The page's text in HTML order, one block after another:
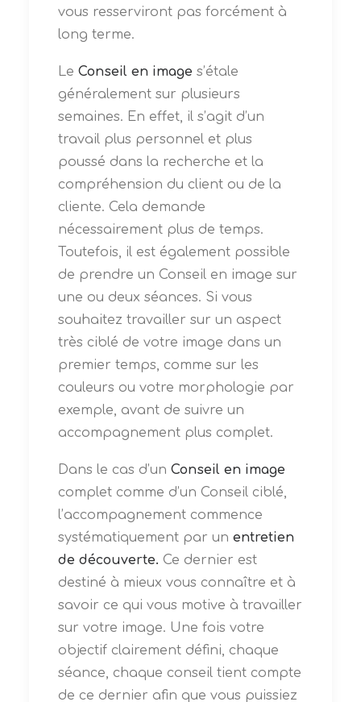
vous resserviront pas forcément à
long terme.
Le Conseil en image s’étale
généralement sur plusieurs
semaines. En effet, il s’agit d’un
travail plus personnel et plus
poussé dans la recherche et la
compréhension du client ou de la
cliente. Cela demande
nécessairement plus de temps.
Toutefois, il est également possible
de prendre un Conseil en image sur
une ou deux séances. Si vous
souhaitez travailler sur un aspect
très ciblé de votre image dans un
premier temps, comme sur les
couleurs ou votre morphologie par
exemple, avant de suivre un
accompagnement plus complet.
Dans le cas d’un Conseil en image
complet comme d’un Conseil ciblé,
l’accompagnement commence
systématiquement par un entretien
de découverte. Ce dernier est
destiné à mieux vous connaître et à
savoir ce qui vous motive à travailler
sur votre image. Une fois votre
objectif clairement défini, chaque
séance, chaque conseil tient compte
de ce dernier afin que vous puissiez